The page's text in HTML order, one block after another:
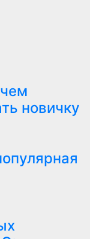
новичку